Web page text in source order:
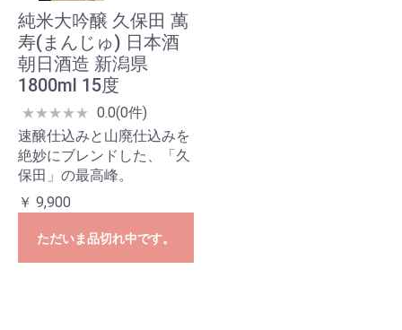
純米大吟醸 久保田 萬
寿(まんじゅ) 日本酒
朝日酒造 新潟県
1800ml 15度
★★★★★ 0.0(0件)
速醸仕込みと山廃仕込みを
絶妙にブレンドした、「久
保田」の最高峰。
￥ 9,900
ただいま品切れ中です。